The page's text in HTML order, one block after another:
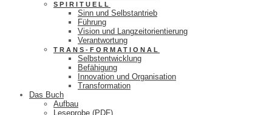
SPIRITUELL
Sinn und Selbstantrieb
Führung
Vision und Langzeitorientierung
Verantwortung
TRANS-FORMATIONAL
Selbstentwicklung
Befähigung
Innovation und Organisation
Transformation
Das Buch
Aufbau
Leseprobe (PDF)